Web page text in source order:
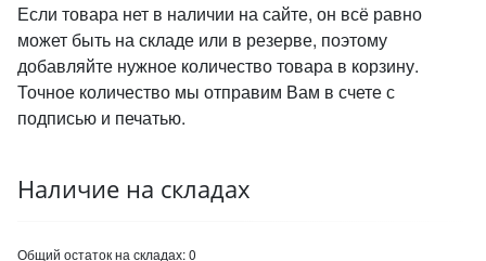
Если товара нет в наличии на сайте, он всё равно
может быть на складе или в резерве, поэтому
добавляйте нужное количество товара в корзину.
Точное количество мы отправим Вам в счете с
подписью и печатью.
Наличие на складах
Общий остаток на складах:0